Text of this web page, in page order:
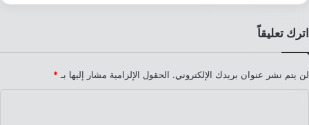
اترك تعليقاً
لن يتم نشر عنوان بريدك الإلكتروني. الحقول الإلزامية مشار إليها بـ *